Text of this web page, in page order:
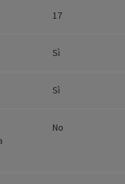
17
Sì
Sì
No